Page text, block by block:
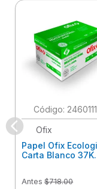
:
Ofix
Papel Ofix
Carta Blanco 37K
Antes $718.00